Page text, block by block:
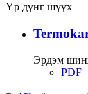
Үр дүнг шүүх
Эрдэм
PDF